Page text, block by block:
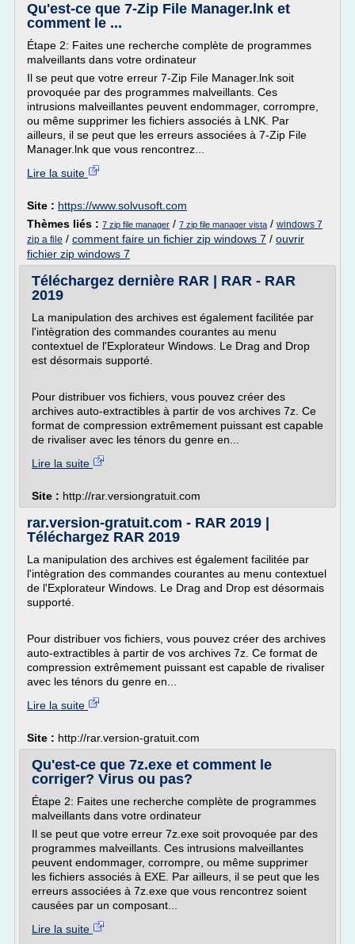
Qu'est-ce que 7-Zip File Manager.lnk et
comment le ...
Étape 2: Faites une recherche complète de programmes
malveillants dans votre ordinateur
Il se peut que votre erreur 7-Zip File Manager.lnk soit
provoquée par des programmes malveillants. Ces
intrusions malveillantes peuvent endommager, corrompre,
ou même supprimer les fichiers associés à LNK. Par
ailleurs, il se peut que les erreurs associées à 7-Zip File
Manager.lnk que vous rencontrez...
Lire la suite
Site : https://www.solvusoft.com
Thèmes liés : 7 zip file manager / 7 zip file manager vista / windows 7
zip a file / comment faire un fichier zip windows 7 / ouvrir
fichier zip windows 7
Téléchargez dernière RAR | RAR - RAR
2019
La manipulation des archives est également facilitée par
l'intègration des commandes courantes au menu
contextuel de l'Explorateur Windows. Le Drag and Drop
est désormais supporté.
Pour distribuer vos fichiers, vous pouvez créer des
archives auto-extractibles à partir de vos archives 7z. Ce
format de compression extrêmement puissant est capable
de rivaliser avec les ténors du genre en...
Lire la suite
Site : http://rar.versiongratuit.com
rar.version-gratuit.com - RAR 2019 |
Téléchargez RAR 2019
La manipulation des archives est également facilitée par
l'intègration des commandes courantes au menu contextuel
de l'Explorateur Windows. Le Drag and Drop est désormais
supporté.
Pour distribuer vos fichiers, vous pouvez créer des archives
auto-extractibles à partir de vos archives 7z. Ce format de
compression extrêmement puissant est capable de rivaliser
avec les ténors du genre en...
Lire la suite
Site : http://rar.version-gratuit.com
Qu'est-ce que 7z.exe et comment le
corriger? Virus ou pas?
Étape 2: Faites une recherche complète de programmes
malveillants dans votre ordinateur
Il se peut que votre erreur 7z.exe soit provoquée par des
programmes malveillants. Ces intrusions malveillantes
peuvent endommager, corrompre, ou même supprimer
les fichiers associés à EXE. Par ailleurs, il se peut que les
erreurs associées à 7z.exe que vous rencontrez soient
causées par un composant...
Lire la suite